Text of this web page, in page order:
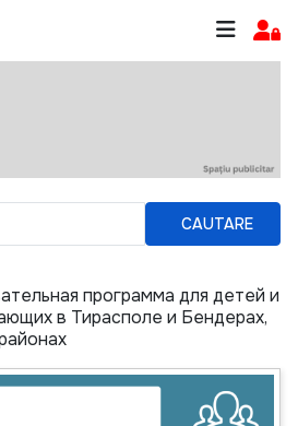
CAUTARE
программа для детей и
в Тирасполе и Бендерах,